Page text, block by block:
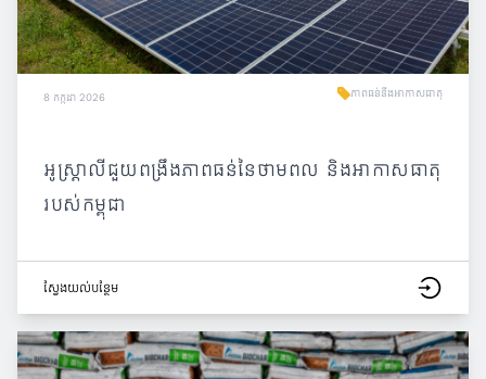
8 កក្កដា 2026 ភាពធន់នឹងអាកាសធាតុ
អូស្ត្រាលីជួយពង្រឹងភាពធន់នៃថាមពល និងអាកាសធាតុ
របស់កម្ពុជា
ស្វែង​យល់​បន្ថែម